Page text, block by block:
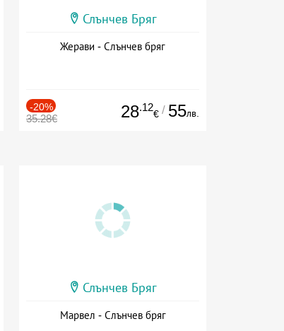
Слънчев Бряг
Жерави - Слънчев бряг
-20%
35.28€ 28.12
€ / 55лв.
Слънчев Бряг
Марвел - Слънчев бряг